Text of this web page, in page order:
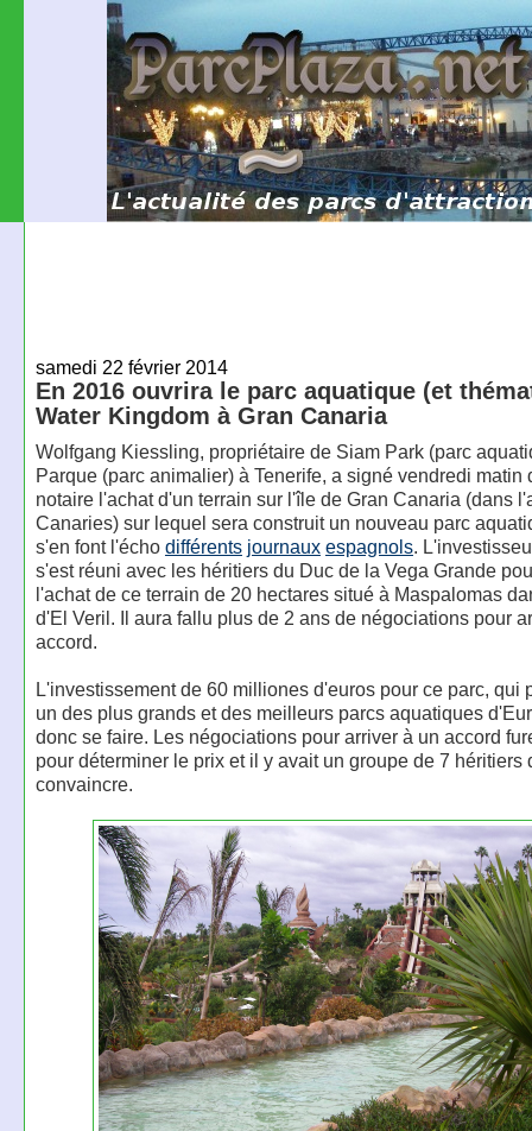
samedi 22 février 2014
En 2016 ouvrira le parc aquatique (et
Water Kingdom à Gran Canaria
Wolfgang Kiessling, propriétaire de Siam Park (parc
Parque (parc animalier) à Tenerife, a signé vendredi matin
notaire l'achat d'un terrain sur l'île de Gran Canaria (dans
Canaries) sur lequel sera construit un nouveau parc
s'en font l'écho différents journaux espagnols.
s'est réuni avec les héritiers du Duc de la Vega Grande
l'achat de ce terrain de 20 hectares situé à Maspalomas
d'El Veril. Il aura fallu plus de 2 ans de négociations pour
accord.
L'investissement de 60 milliones d'euros pour ce parc, qui
un des plus grands et des meilleurs parcs aquatiques
donc se faire. Les négociations pour arriver à un accord
pour déterminer le prix et il y avait un groupe de 7 héritiers
convaincre.